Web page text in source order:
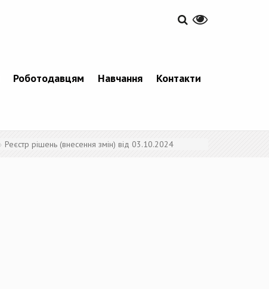
Роботодавцям Навчання Контакти
Реєстр рішень (внесення змін) від 03.10.2024